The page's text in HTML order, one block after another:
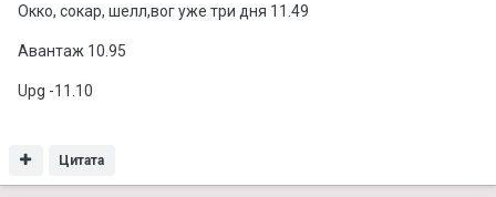
Окко, сокар, шелл,вог уже три дня 11.49
Авантаж 10.95
Upg -11.10
Цитата